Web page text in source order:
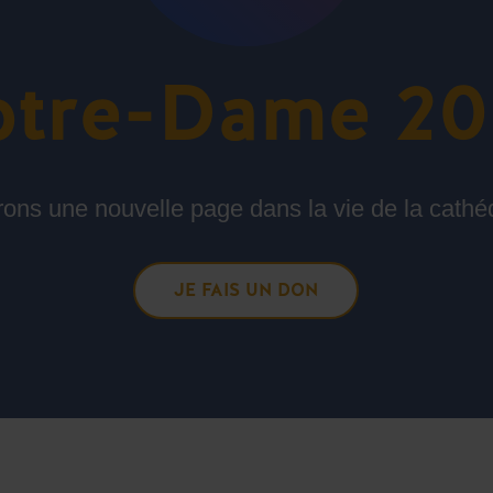
Dame
une nouvelle page dans la vie de la
JE FAIS UN DON